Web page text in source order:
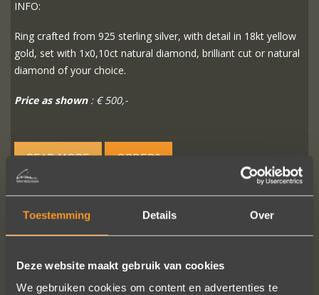
Toestemming Details Over
Deze website maakt gebruik van cookies
We gebruiken cookies om content en advertenties te
INFO:
Ring crafted from 925 sterling silver, with detail in 18kt yellow
gold, set with 1x0,10ct natural diamond, brilliant cut or natural
diamond of your choice.
Price as shown: € 500,-
READ MORE ORDER?